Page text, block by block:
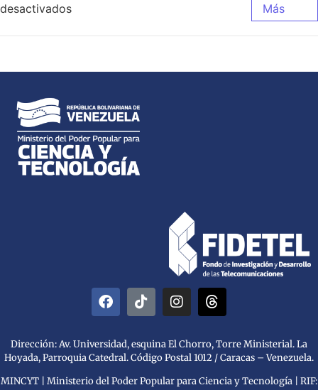
desactivados
Más
Dirección: Av. Universidad, esquina El Chorro, Torre Ministerial. La
Hoyada, Parroquia Catedral. Código Postal 1012 / Caracas – Venezuela.
MINCYT | Ministerio del Poder Popular para Ciencia y Tecnología | RIF: